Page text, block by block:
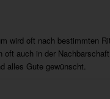
wird oft nach bestimmten
oft auch in der
alles Gute gewünscht.